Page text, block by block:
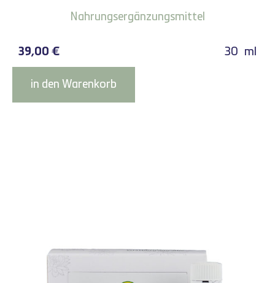
Nahrungsergänzungsmittel
39,00 € 30 ml
in den Warenkorb